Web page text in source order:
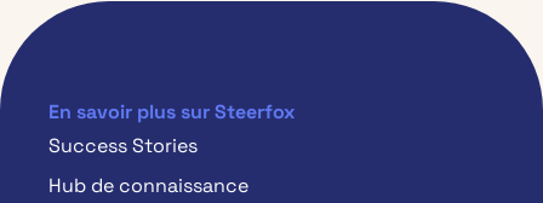
En savoir plus sur Steerfox
Success Stories
Hub de connaissance